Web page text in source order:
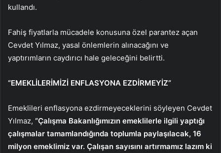
kullandı.
Fahiş fiyatlarla mücadele konusuna özel parantez açan
Cevdet Yılmaz, yasal önlemlerin alınacağını ve
yaptırımların caydırıcı hale geleceğini belirtti.
“EMEKLİLERİMİZİ ENFLASYONA EZDİRMEYİZ”
Emeklileri enflasyona ezdirmeyeceklerini söyleyen Cevdet
Yılmaz, “Çalışma Bakanlığımızın emeklilerle ilgili yaptığı
çalışmalar tamamlandığında toplumla paylaşılacak, 16
milyon emeklimiz var. Çalışan sayısını artırmamız lazım ki